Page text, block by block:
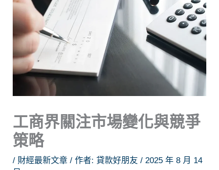
工商界關注市場變化與競爭
策略
/ 財經最新文章 / 作者:貸款好朋友/ 2025 年 8 月 14